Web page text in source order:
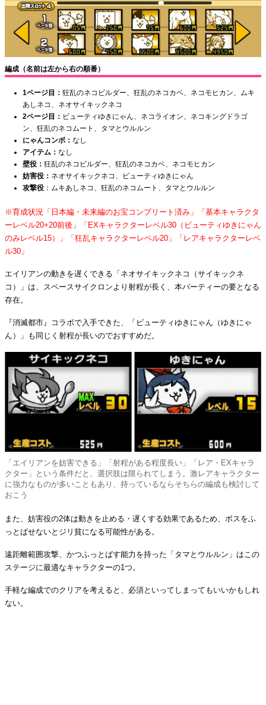
編成（名前は左から右の順番）
1ページ目： 狂乱のネコビルダー、狂乱のネコカベ、ネコモヒカン、ムキ
あしネコ、ネオサイキックネコ
2ページ目： ビューティゆきにゃん、ネコライオン、ネコキングドラゴ
ン、狂乱のネコムート、タマとウルルン
にゃんコンボ： なし
アイテム： なし
壁役： 狂乱のネコビルダー、狂乱のネコカベ、ネコモヒカン
妨害役： ネオサイキックネコ、ビューティゆきにゃん
攻撃役 ：ムキあしネコ、狂乱のネコムート、タマとウルルン
※育成状況「日本編・未来編のお宝コンプリート済み」「基本キャラクタ
ーレベル20+20前後」「EXキャラクターレベル30（ビューティゆきにゃん
のみレベル15）」「狂乱キャラクターレベル20」「レアキャラクターレベ
ル30」
エイリアンの動きを遅くできる「ネオサイキックネコ（サイキックネ
コ）」は、スペースサイクロンより射程が長く、本パーティーの要となる
存在。
『消滅都市』コラボで入手できた、「ビューティゆきにゃん（ゆきにゃ
ん）」も同じく射程が長いのでおすすめだ。
「エイリアンを妨害できる」「射程がある程度長い」「レア・EXキャラ
クター」という条件だと、選択肢は限られてしまう。激レアキャラクター
に強力なものが多いこともあり、持っているならそちらの編成も検討して
おこう
また、妨害役の2体は動きを止める・遅くする効果であるため、ボスをふ
っとばせないとジリ貧になる可能性がある。
遠距離範囲攻撃、かつふっとばす能力を持った「タマとウルルン」はこの
ステージに最適なキャラクターの1つ。
手軽な編成でのクリアを考えると、必須といってしまってもいいかもしれ
ない。